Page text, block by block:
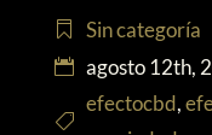
Sin categoría
agosto 12th,
efectocbd,